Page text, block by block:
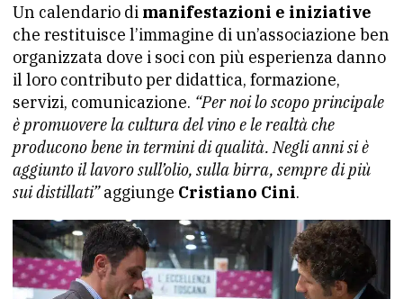
Un calendario di manifestazioni e iniziative
che restituisce l’immagine di un’associazione ben
organizzata dove i soci con più esperienza danno
il loro contributo per didattica, formazione,
servizi, comunicazione. “Per noi lo scopo principale
è promuovere la cultura del vino e le realtà che
producono bene in termini di qualità. Negli anni si è
aggiunto il lavoro sull’olio, sulla birra, sempre di più
sui distillati”aggiunge Cristiano Cini.